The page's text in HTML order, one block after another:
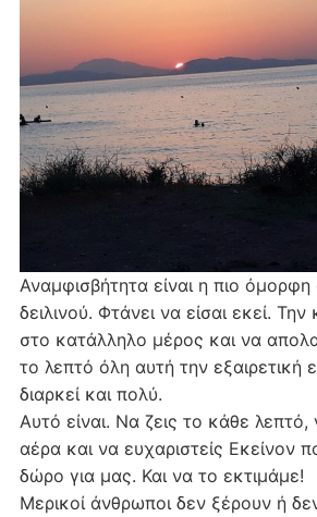
Αναμφισβήτητα είναι η πιο
δειλινού. Φτάνει να είσαι εκεί.
στο κατάλληλο μέρος και να
το λεπτό όλη αυτή την εξαιρετική
διαρκεί και πολύ.
Αυτό είναι. Να ζεις το κάθε λεπτό,
αέρα και να ευχαριστείς Εκείνον
δώρο για μας. Και να το εκτιμάμε!
Μερικοί άνθρωποι δεν ξέρουν ή